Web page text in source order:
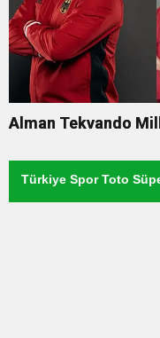
Alman Tekvando